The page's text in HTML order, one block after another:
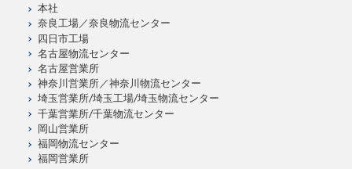
本社
奈良工場／奈良物流センター
四日市工場
名古屋物流センター
名古屋営業所
神奈川営業所／神奈川物流センター
埼玉営業所/埼玉工場/埼玉物流センター
千葉営業所/千葉物流センター
岡山営業所
福岡物流センター
福岡営業所